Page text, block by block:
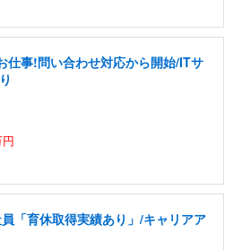
仕事!問い合わせ対応から開始/ITサ
「育休取得実績あり」/キャリアア